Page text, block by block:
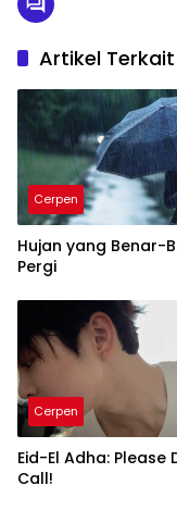
Artikel Terkait
Cerpen
Hujan yang Benar-
Pergi
Cerpen
Eid-El Adha: Please
Call!